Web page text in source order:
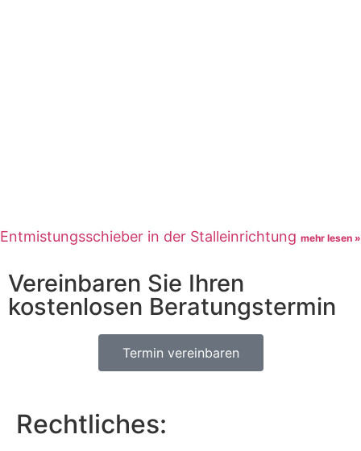
Entmistungsschieber in der Stalleinrichtung mehr lesen »
Vereinbaren Sie Ihren
kostenlosen Beratungstermin
Termin vereinbaren
Rechtliches: